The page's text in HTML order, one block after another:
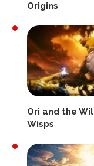
Origins
Ori and the
Wisps